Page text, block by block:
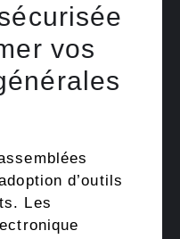
vos
d’outils
Les